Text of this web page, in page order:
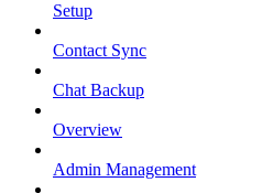
Setup
Contact Sync
Chat Backup
Overview
Admin Management